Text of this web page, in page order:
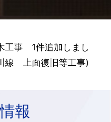
工事 1件追加しまし
線 上面復旧等工事)
報